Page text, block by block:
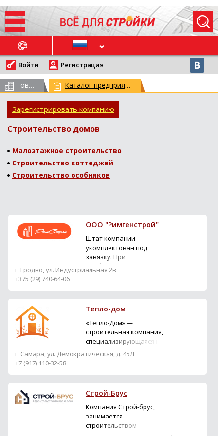
НОВОСТИ
Войти Регистрация
Товарный каталог (всего 62959)Каталог предприятий (всего 29790)
Зарегистрировать компанию
Строительство домов
Малоэтажное строительство
Строительство коттеджей
Строительство особняков
ООО "Римгенстрой"
Штат компании
укомплектован под
завязку. При
необходимости мы
конструкторов,
сантехников, сварщиков
— перечислять можно до
бесконечности.
бригады трудятся под
наблюдением прорабо...
г. Гродно, ул. Индустриальная 2в
+375 (29) 740-64-06
Тепло-дом
«Тепло-Дом» —
строительная компания,
специализирующаяся на
энергоэффективных
области (с 2013 г.). -
Строительство под ключ
от фундамента до
отделки; -
Индивидуальное
г. Самара, ул. Демократическая, д. 45Л
+7 (917) 110-32-58
Строй-Брус
Компания Строй-брус,
занимается
строительством